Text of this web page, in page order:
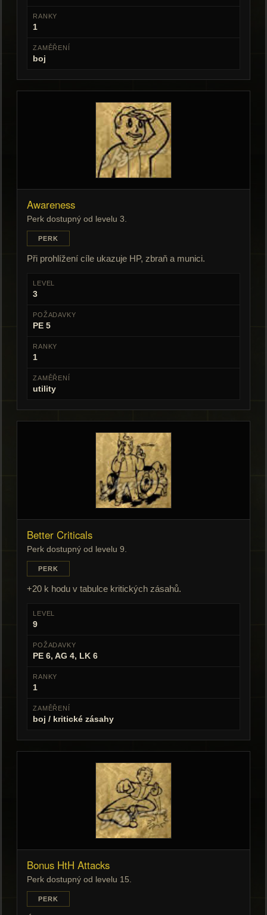
RANKY
1
ZAMĚŘENÍ
boj
Awareness
Perk dostupný od levelu 3.
PERK
Při prohlížení cíle ukazuje HP, zbraň a munici.
LEVEL
3
POŽADAVKY
PE 5
RANKY
1
ZAMĚŘENÍ
utility
Better Criticals
Perk dostupný od levelu 9.
PERK
+20 k hodu v tabulce kritických zásahů.
LEVEL
9
POŽADAVKY
PE 6, AG 4, LK 6
RANKY
1
ZAMĚŘENÍ
boj / kritické zásahy
Bonus HtH Attacks
Perk dostupný od levelu 15.
PERK